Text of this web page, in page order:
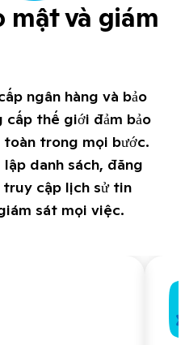
mật và giám
ngân hàng và bảo
thế giới đảm bảo
toàn trong mọi bước.
danh sách, đăng
cập lịch sử tin
sát mọi việc.